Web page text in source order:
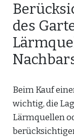
des
Beim Kauf
wichtig, die
Lärmquellen